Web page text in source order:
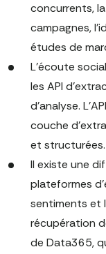
concurrents,
campagnes,
études de
L'écoute
les API
d'analyse.
couche
et structurées.
Il existe une
plateformes
sentiments et
récupération
de Data365,